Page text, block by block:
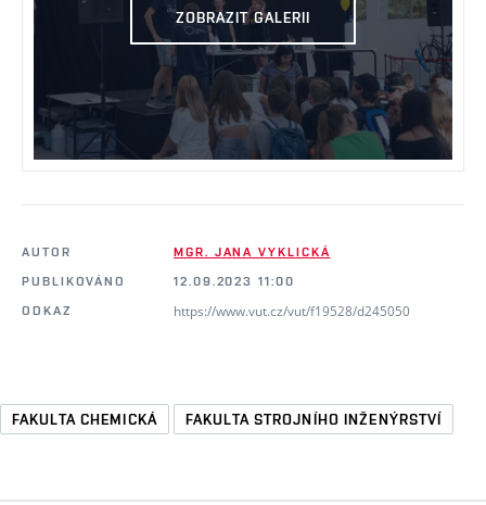
ZOBRAZIT GALERII
AUTOR
MGR. JANA VYKLICKÁ
PUBLIKOVÁNO
12.09.2023 11:00
ODKAZ
https://www.vut.cz/vut/f19528/d245050
FAKULTA CHEMICKÁ FAKULTA STROJNÍHO INŽENÝRSTVÍ